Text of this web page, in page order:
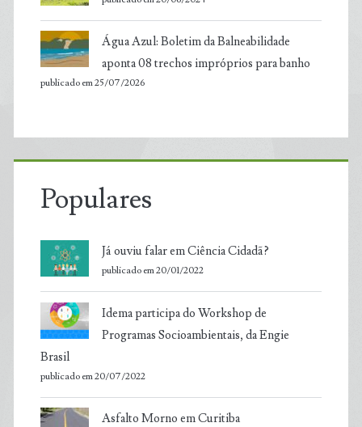
Água Azul: Boletim da Balneabilidade
aponta 08 trechos impróprios para banho
publicado em 25/07/2026
Populares
Já ouviu falar em Ciência Cidadã?
publicado em 20/01/2022
Idema participa do Workshop de
Programas Socioambientais, da Engie
Brasil
publicado em 20/07/2022
Asfalto Morno em Curitiba